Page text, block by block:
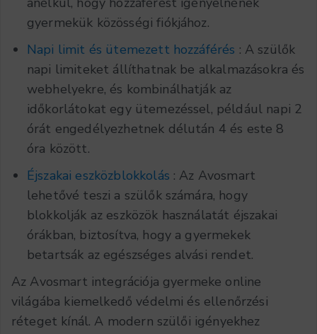
gyermekük közösségi fiókjához.
Napi limit és ütemezett hozzáférés : A szülők
napi limiteket állíthatnak be alkalmazásokra és
webhelyekre, és kombinálhatják az
időkorlátokat egy ütemezéssel, például napi 2
órát engedélyezhetnek délután 4 és este 8
óra között.
Éjszakai eszközblokkolás : Az Avosmart
lehetővé teszi a szülők számára, hogy
blokkolják az eszközök használatát éjszakai
órákban, biztosítva, hogy a gyermekek
betartsák az egészséges alvási rendet.
Az Avosmart integrációja gyermeke online
világába kiemelkedő védelmi és ellenőrzési
réteget kínál. A modern szülői igényekhez